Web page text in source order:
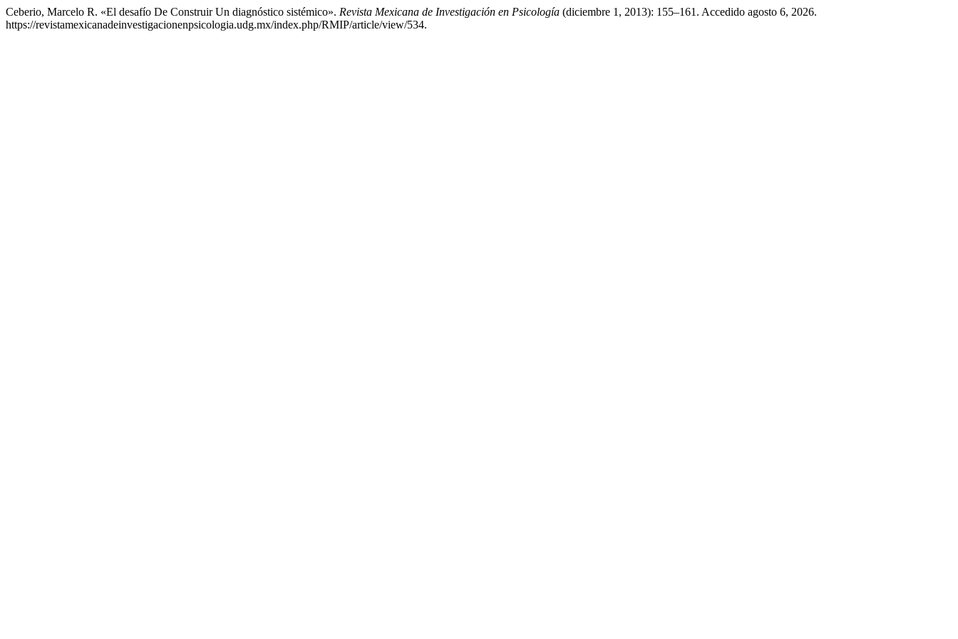
Ceberio, Marcelo R. «El desafío De Construir Un diagnóstico sistémico». Revista Mexicana de Investigación en Psicología (diciembre 1, 2013): 155–161. Accedido agosto 6, 2026.
https://revistamexicanadeinvestigacionenpsicologia.udg.mx/index.php/RMIP/article/view/534.